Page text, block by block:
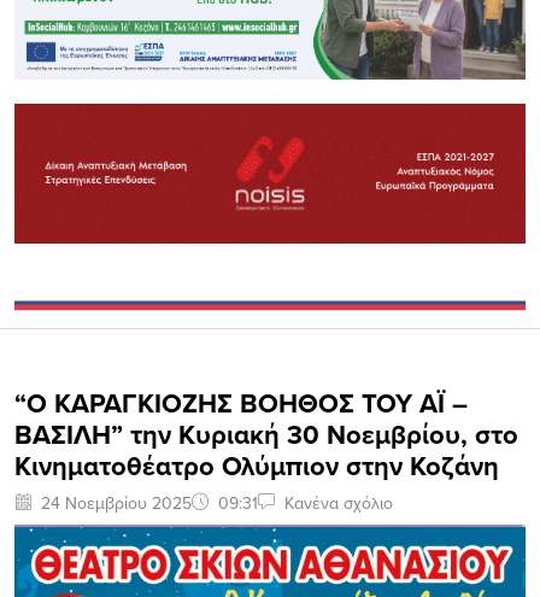
“Ο ΚΑΡΑΓΚΙΟΖΗΣ ΒΟΗΘΟΣ ΤΟΥ ΑΪ –
ΒΑΣΙΛΗ” την Κυριακή 30 Νοεμβρίου, στο
Κινηματοθέατρο Ολύμπιον στην Κοζάνη
24 Νοεμβρίου 2025 09:31 Κανένα σχόλιο